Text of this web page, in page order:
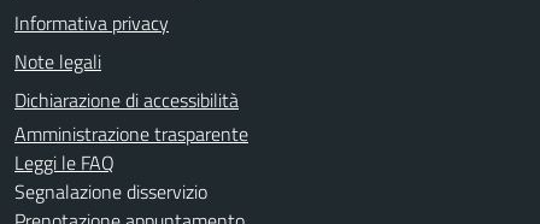
Informativa privacy
Note legali
Dichiarazione di accessibilità
Amministrazione trasparente
Leggi le FAQ
Segnalazione disservizio